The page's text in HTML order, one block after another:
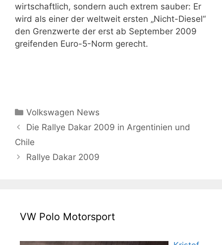
wirtschaftlich, sondern auch extrem sauber: Er
wird als einer der weltweit ersten „Nicht-Diesel“
den Grenzwerte der erst ab September 2009
greifenden Euro-5-Norm gerecht.
Kategorien
Volkswagen News
Die Rallye Dakar 2009 in Argentinien und
Chile
Rallye Dakar 2009
VW Polo Motorsport